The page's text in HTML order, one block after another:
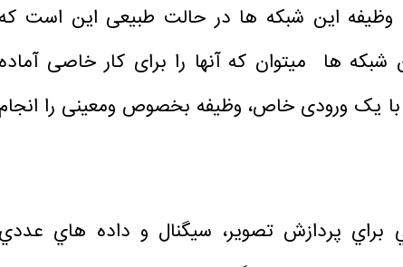
وظیفه این شبکه ها در حالت طبیعی این است که
شبکه ها میتوان که آنها را برای کار خاصی آماده
با یک ورودی خاص، وظیفه بخصوص ومعینی را انجام
براي پردازش تصوير، سيگنال و داده هاي عددي